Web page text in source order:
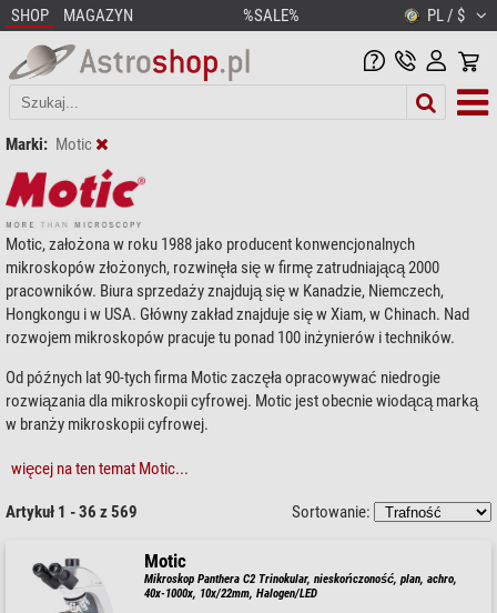
SHOP MAGAZYN %SALE% PL / $
Marki: Motic
Motic, założona w roku 1988 jako producent konwencjonalnych
mikroskopów złożonych, rozwinęła się w firmę zatrudniającą 2000
pracowników. Biura sprzedaży znajdują się w Kanadzie, Niemczech,
Hongkongu i w USA. Główny zakład znajduje się w Xiam, w Chinach. Nad
rozwojem mikroskopów pracuje tu ponad 100 inżynierów i techników.
Od późnych lat 90-tych firma Motic zaczęła opracowywać niedrogie
rozwiązania dla mikroskopii cyfrowej. Motic jest obecnie wiodącą marką
w branży mikroskopii cyfrowej.
więcej na ten temat Motic...
Artykuł 1 - 36 z 569 Sortowanie:
Motic
Mikroskop Panthera C2 Trinokular, nieskończoność, plan, achro,
40x-1000x, 10x/22mm, Halogen/LED